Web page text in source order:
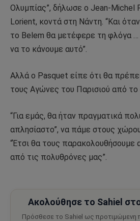
Ολυμπίας”, δήλωσε ο Jean-Michel
Lorient, κοντά στη Νάντη. “Και
το Belem θα μετέφερε τη φλόγα …
να το κάνουμε αυτό”.
Αλλά ο Pasquet είπε ότι θα
τους Αγώνες του Παρισιού από το
“Για εμάς, θα ήταν πραγματικά
απλησίαστο”, να πάμε στους
“Έτσι θα τους παρακολουθήσουμε
από τις πολυθρόνες μας”.
Ακολούθησε το Sahiel
Πρόσθεσε το Sahiel ως προτιμώμενη